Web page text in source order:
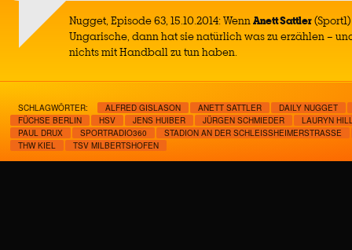
Nugget, Episode 63, 15.10.2014: WennAnett Sattler
Ungarische, dann hat sie natürlich was zu erzählen –
nichts mit Handball zu tun haben.
SCHLAGWÖRTER: ALFRED GISLASON ANETT SATTLER
DAILY NUGGET
FÜCHSE BERLIN
HSV JENS HUIBER JÜRGEN SCHMIEDER
LAURYN
PAUL DRUX
SPORTRADIO360
STADION AN DER SCHLEISSHEIMERSTRASSE
THW KIEL
TSV MILBERTSHOFEN